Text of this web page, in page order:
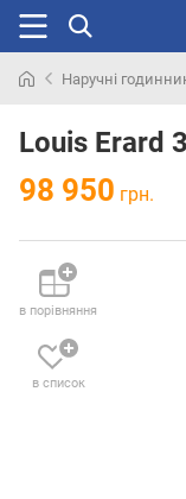
раніше
Наручні
Louis Erard
98 950 грн.
в порівняння
в список